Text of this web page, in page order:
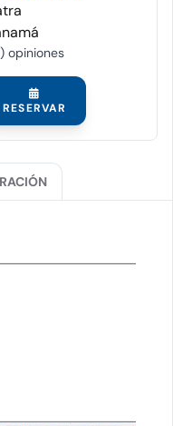
opiniones
RESERVAR